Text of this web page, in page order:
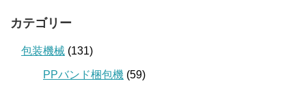
カテゴリー
包装機械 (131)
PPバンド梱包機 (59)